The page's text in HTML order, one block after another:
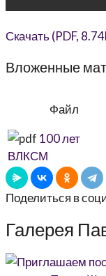
Скачать (PDF,
Вложенные
Файл
100 лет
ВЛКСМ
Поделиться в
Галерея